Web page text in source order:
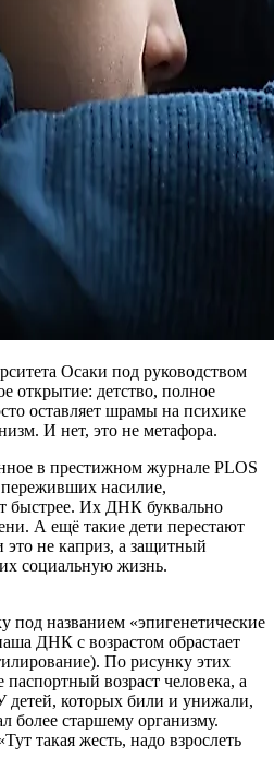
Осаки под руководством
открытие: детство, полное
оставляет шрамы на психике
И нет, это не метафора.
в престижном журнале PLOS
переживших насилие,
быстрее. Их ДНК буквально
А ещё такие дети перестают
не каприз, а защитный
социальную жизнь.
под названием «эпигенетические
ДНК с возрастом обрастает
По рисунку этих
возраст человека, а
детей, которых били и унижали,
более старшему организму.
такая жесть, надо взрослеть